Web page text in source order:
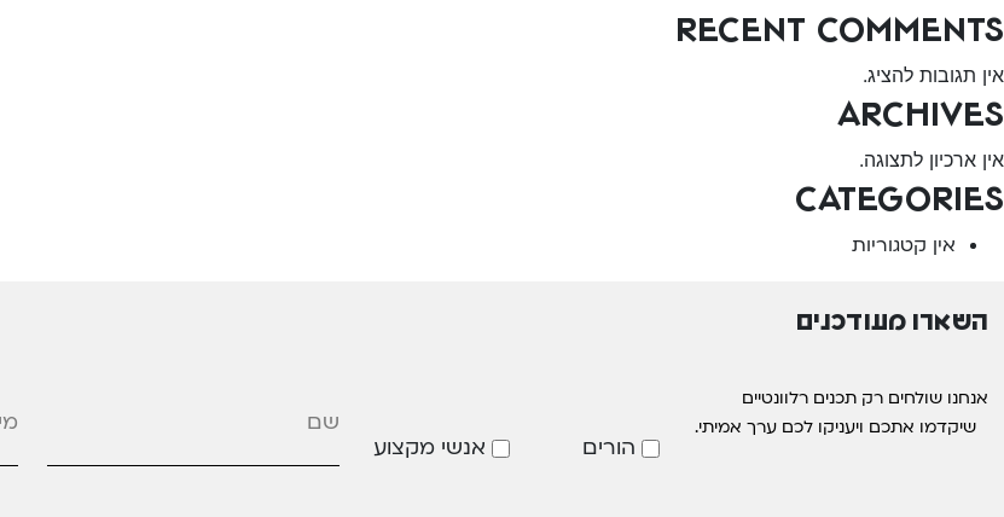
Recent Comments
אין תגובות להציג.
Archives
אין ארכיון לתצוגה.
Categories
אין קטגוריות
השארו מעודכנים
אנחנו שולחים רק תכנים רלוונטיים
שיקדמו אתכם ויעניקו לכם ערך אמיתי.
הורים אנשי מקצוע